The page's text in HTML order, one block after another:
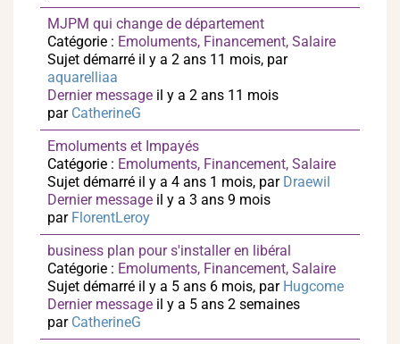
MJPM qui change de département
Catégorie : Emoluments, Financement, Salaire
Sujet démarré il y a 2 ans 11 mois, par
aquarelliaa
Dernier message il y a 2 ans 11 mois
par CatherineG
Emoluments et Impayés
Catégorie : Emoluments, Financement, Salaire
Sujet démarré il y a 4 ans 1 mois, par Draewil
Dernier message il y a 3 ans 9 mois
par FlorentLeroy
business plan pour s'installer en libéral
Catégorie : Emoluments, Financement, Salaire
Sujet démarré il y a 5 ans 6 mois, par Hugcome
Dernier message il y a 5 ans 2 semaines
par CatherineG